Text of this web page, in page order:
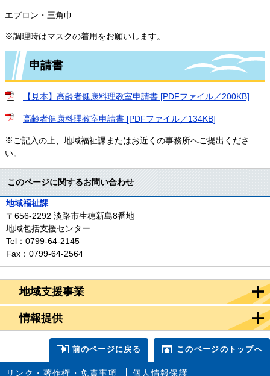
地域支援事業
情報提供
エプロン・三角巾
※調理時はマスクの着用をお願いします。
申請書
【見本】高齢者健康料理教室申請書 [PDFファイル／200KB]
高齢者健康料理教室申請書 [PDFファイル／134KB]
※ご記入の上、地域福祉課またはお近くの事務所へご提出くださ
い。
このページに関するお問い合わせ
地域福祉課
〒656-2292 淡路市生穂新島8番地
地域包括支援センター
Tel：0799-64-2145
Fax：0799-64-2564
前のページに戻る このページのトップへ
リンク・著作権・免責事項 個人情報保護